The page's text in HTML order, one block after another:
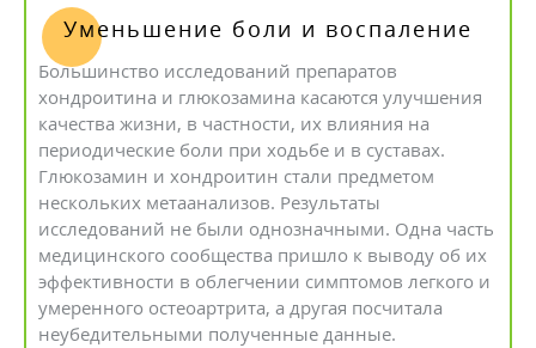
Уменьшение боли и воспаление
Большинство исследований препаратов
хондроитина и глюкозамина касаются улучшения
качества жизни, в частности, их влияния на
периодические боли при ходьбе и в суставах.
Глюкозамин и хондроитин стали предметом
нескольких метаанализов. Результаты
исследований не были однозначными. Одна часть
медицинского сообщества пришло к выводу об их
эффективности в облегчении симптомов легкого и
умеренного остеоартрита, а другая посчитала
неубедительными полученные данные.